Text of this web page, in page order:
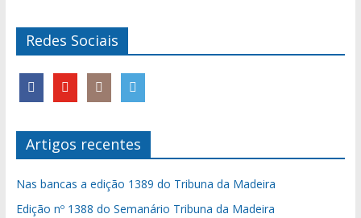
Redes Sociais
Artigos recentes
Nas bancas a edição 1389 do Tribuna da Madeira
Edição nº 1388 do Semanário Tribuna da Madeira